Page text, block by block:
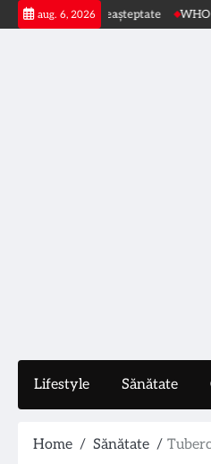
Skip
to
aug. 6, 2026
și în zone neașteptate WHO cere
Lifestyle Sănătate
Home Sănătate